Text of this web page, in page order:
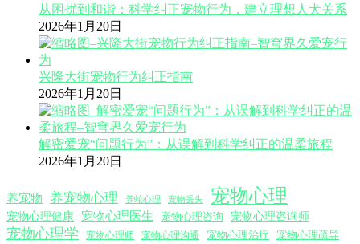
从困扰到和谐：科学纠正宠物行为，建立理想人犬关系
2026年1月20日
兴隆大街宠物行为纠正指南
2026年1月20日
解密爱宠“问题行为”：从误解到科学纠正的温柔旅程
2026年1月20日
养宠物 养宠物心理 养蛇心理 宠物丢失 宠物心理
宠物心理健康 宠物心理医生 宠物心理咨询 宠物心理咨询师
宠物心理学 宠物心理师 宠物心理沟通 宠物心理治疗
宠物心理疏导